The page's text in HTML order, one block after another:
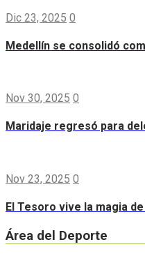
Dic 23, 2025 0
Medellín se consolidó
Nov 30, 2025 0
Maridaje regresó para
Nov 23, 2025 0
El Tesoro vive la magia
Área del Deporte